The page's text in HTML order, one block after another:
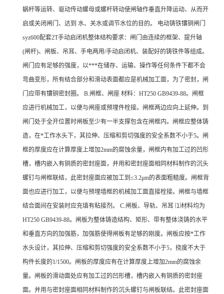
蜗杆等运转、驱动传动螺母或螺杆转动使闸轴作垂直升降运动、从而开
启或关闭闸门、达到 水、关水或调节水位的目的。 电动铸铁镶铜闸门
syz600配套2T手动启闭机整体结构要求：闸门由连续的框架、提升轴
(闸杆)、闸板、吊耳、手电两用/手动启闭机、装配好的铸铁件等组成。
闸门应有足够的强度，以***在储存、运输、操作等任何条件下都不会
弯曲变形，所有结合部分和滑动表面都应是机械加工面，为了密封，闸
门应带有镶铜密封圈。 B.闸框、闸座 材料：HT250 GB9439-88。闸框
应进行机械加工，以便与闸座或预埋件栓接。闸框两边应向上延伸。到
闸门处于全开位置时闸板至少有一半支撑包含在闸框内。闸框应整体铸
造，在*工作水头下，其拉伸、压缩和剪切强度的安全系数不小于5。闸
框的厚度应在计算厚度上增加2mm的腐蚀余量，闸框内有加工过的凹形
槽，槽内嵌入有铜质的密封座面，并用和密封座面相同材料制作的沉头
螺钉与闸框联结，此密封座面应被加工到≤3.2μm的表面粗糙度。闸框背
面也应进行加工，以便与预埋墙框的机械加工面直接栓接。闸框与墙框
结合面间在安装时应充填有粘接剂。 C.闸板、导轨、吊耳 ⑴材料均为
HT250 GB9439-88。闸板为整体铸造结构、矩形、带有整体浇铸的水平
和垂直方向的加强筋，加强筋使得闸板有足够的刚度。闸板应按*工作
水头设计，其拉伸、压缩和剪切强度的安全系数不小于5，挠度不大于
构件长度的1/1500。闸板的厚度应有在计算厚度上增加2mm的腐蚀余
量。闸板的滑动面处应有加工过的凹形槽，槽内嵌入有铜质的密封座
面。并用与密封座面相同材料制作的沉头螺钉与闸板联结。此密封座面